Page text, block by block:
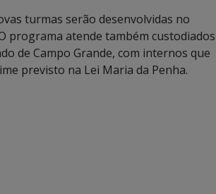
turmas serão desenvolvidas no
programa atende também custodiados
de Campo Grande, com internos que
previsto na Lei Maria da Penha.